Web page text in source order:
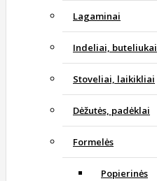
Lagaminai
Indeliai, buteliukai
Stoveliai, laikikliai
Dėžutės, padėklai
Formelės
Popierinės